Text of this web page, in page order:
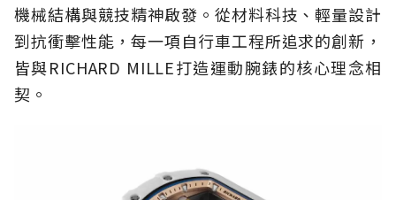
機械結構與競技精神啟發。從材料科技、輕量設計
到抗衝擊性能，每一項自行車工程所追求的創新，
皆與RICHARD MILLE打造運動腕錶的核心理念相
契。